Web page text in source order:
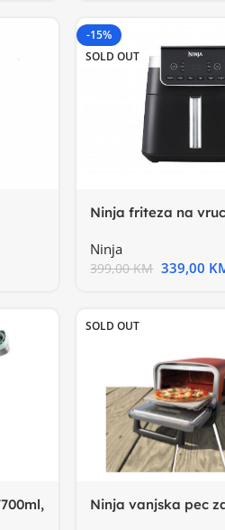
-15%
SOLD OUT
Ninja friteza na
Ninja
399,00KM 339,00
SOLD OUT
Ninja vanjska pec